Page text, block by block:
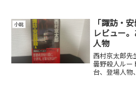
小説
「諏訪・
レビュー
人物
西村京太郎先
曇野殺人ルー
台、登場人物